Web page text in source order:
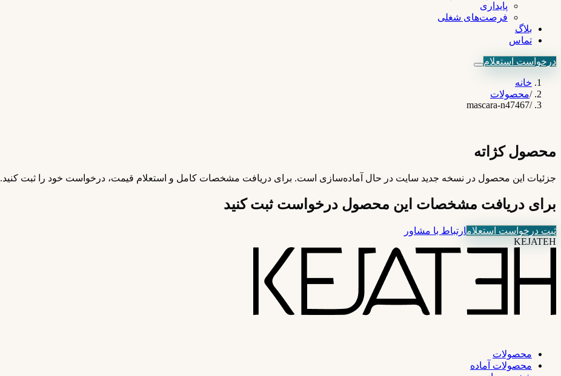
پایداری
فرصت‌های شغلی
بلاگ
تماس
درخواست استعلام
خانه
/محصولات
/
mascara-n47467
محصول کژاته
جزئیات این محصول در نسخه جدید سایت در حال آماده‌سازی است. برای دریافت مشخصات کامل و استعلام قیمت، درخواست خود را ثبت کنید.
برای دریافت مشخصات این محصول درخواست ثبت کنید
ثبت درخواست استعلامارتباط با مشاور
KEJATEH
محصولات
محصولات آماده